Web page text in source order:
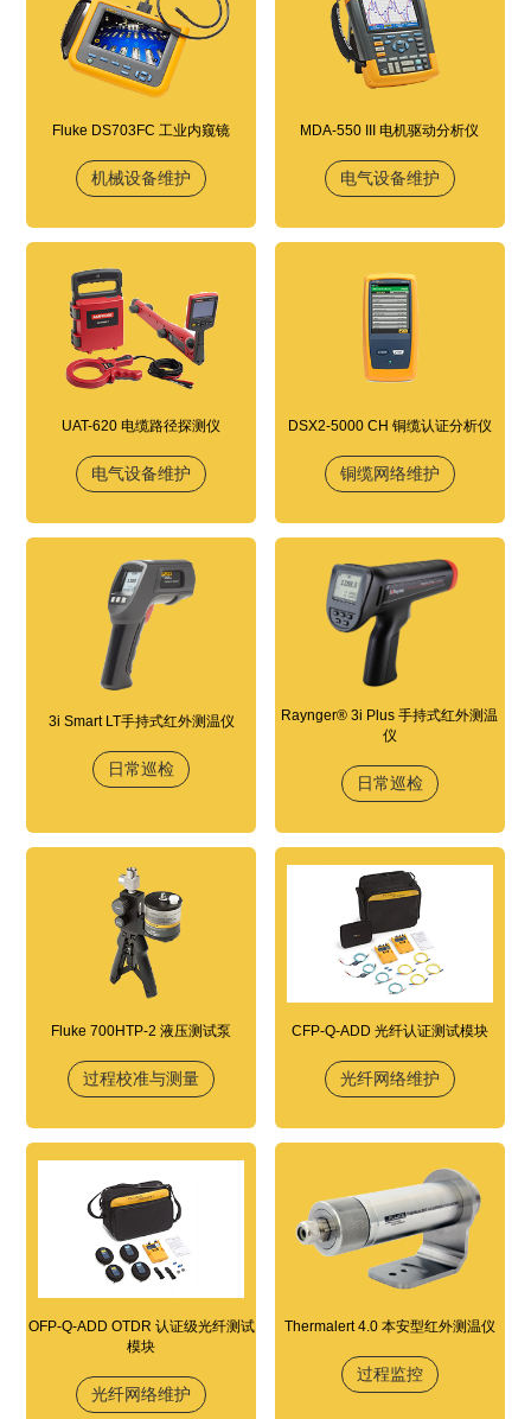
Fluke DS703FC 工业内窥镜
机械设备维护
MDA-550 III 电机驱动分析仪
电气设备维护
UAT-620 电缆路径探测仪
电气设备维护
DSX2-5000 CH 铜缆认证分析仪
铜缆网络维护
3i Smart LT手持式红外测温仪
日常巡检
Raynger® 3i Plus 手持式红外测温
仪
日常巡检
Fluke 700HTP-2 液压测试泵
过程校准与测量
CFP-Q-ADD 光纤认证测试模块
光纤网络维护
OFP-Q-ADD OTDR 认证级光纤测试
模块
光纤网络维护
Thermalert 4.0 本安型红外测温仪
过程监控